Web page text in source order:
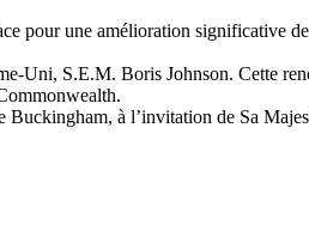
pour une amélioration significative
Uni, S.E.M. Boris Johnson. Cette
Buckingham, à l’invitation de Sa